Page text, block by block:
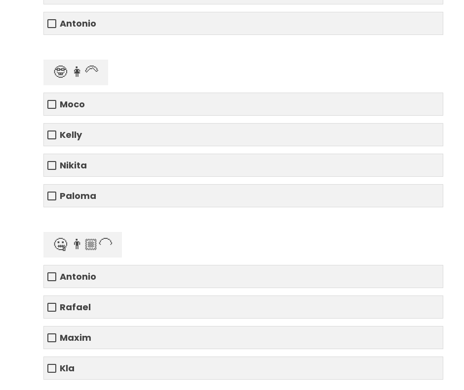
Antonio
🤓 👩‍🦳
Moco
Kelly
Nikita
Paloma
🤐 👨🏼‍🦲
Antonio
Rafael
Maxim
Kla